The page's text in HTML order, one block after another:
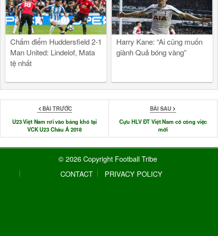
Chấm điểm Huddersfield 2-1
Man United: Lindelof, Mata
tệ nhất
Harry Kane: “Ai cũng muốn
giành Quả bóng vàng”
BÀI TRƯỚC
U23 Việt Nam rơi vào bảng khó tại
VCK U23 Châu Á 2018
BÀI SAU
Cựu HLV ĐT Việt Nam có công việc
mới
© 2026 Copyright Football Tribe
CONTACT
PRIVACY POLICY